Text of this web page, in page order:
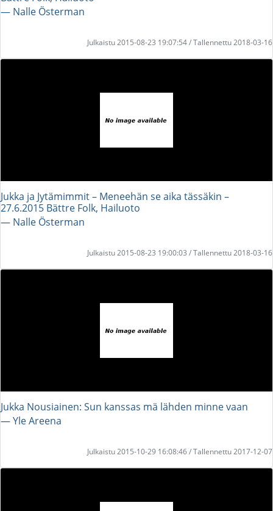
― Nalle Österman
Julkaistu 2015-08-23 19:07:54 / Tallennettu 2018-03-16
Jukka ja Jytämimmit – Meneehän se aika tässäkin –
27.6.2015 Bättre Folk, Hailuoto
― Nalle Österman
Julkaistu 2015-08-23 19:00:03 / Tallennettu 2018-03-16
Jukka Nousiainen: Sun kanssas mä lähden minne vaan
― Yle Areena
Julkaistu 2015-10-29 16:08:46 / Tallennettu 2017-12-07